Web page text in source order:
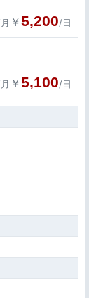
￥5,200/日
￥5,100/日